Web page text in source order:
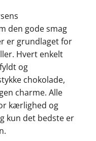
den gode smag
er grundlaget for
Hvert enkelt
og
chokolade,
charme. Alle
kærlighed og
kun det bedste er